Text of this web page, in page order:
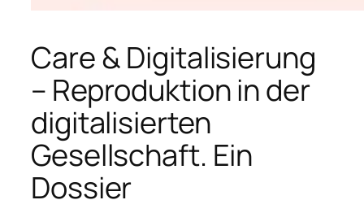
Care & Digitalisierung
– Reproduktion in der
digitalisierten
Gesellschaft. Ein
Dossier